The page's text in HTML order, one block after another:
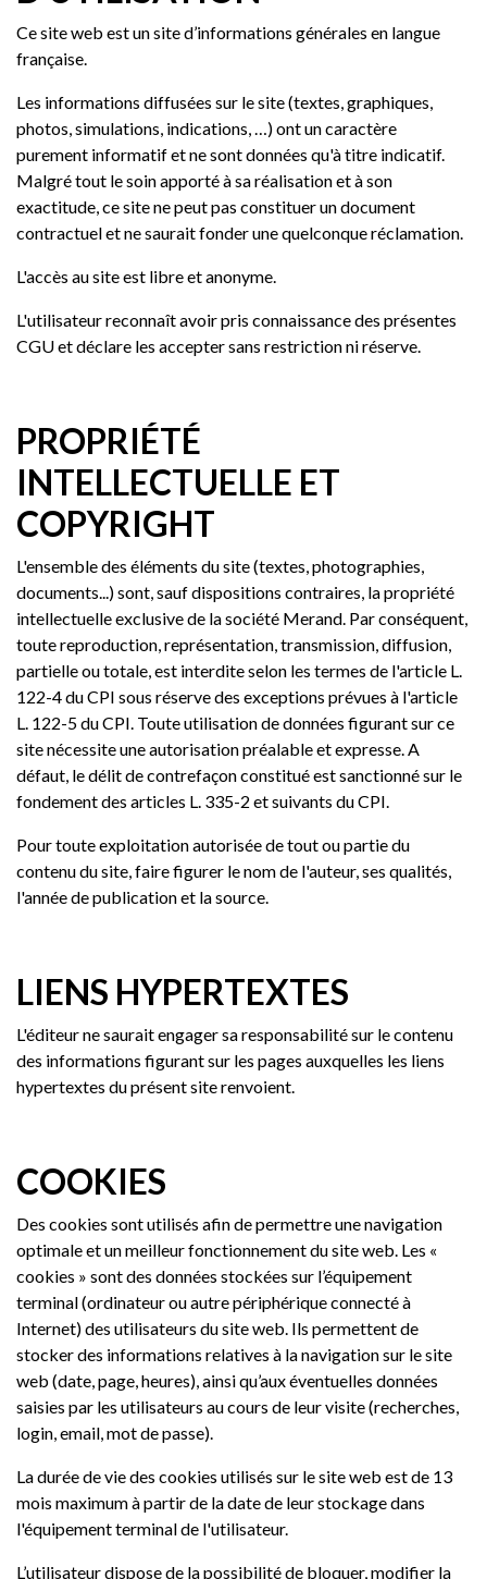
Ce site web est un site d’informations générales en langue
française.
Les informations diffusées sur le site (textes, graphiques,
photos, simulations, indications, …) ont un caractère
purement informatif et ne sont données qu'à titre indicatif.
Malgré tout le soin apporté à sa réalisation et à son
exactitude, ce site ne peut pas constituer un document
contractuel et ne saurait fonder une quelconque réclamation.
L'accès au site est libre et anonyme.
L'utilisateur reconnaît avoir pris connaissance des présentes
CGU et déclare les accepter sans restriction ni réserve.
PROPRIÉTÉ
INTELLECTUELLE ET
COPYRIGHT
L'ensemble des éléments du site (textes, photographies,
documents...) sont, sauf dispositions contraires, la propriété
intellectuelle exclusive de la société Merand. Par conséquent,
toute reproduction, représentation, transmission, diffusion,
partielle ou totale, est interdite selon les termes de l'article L.
122-4 du CPI sous réserve des exceptions prévues à l'article
L. 122-5 du CPI. Toute utilisation de données figurant sur ce
site nécessite une autorisation préalable et expresse. A
défaut, le délit de contrefaçon constitué est sanctionné sur le
fondement des articles L. 335-2 et suivants du CPI.
Pour toute exploitation autorisée de tout ou partie du
contenu du site, faire figurer le nom de l'auteur, ses qualités,
l'année de publication et la source.
LIENS HYPERTEXTES
L'éditeur ne saurait engager sa responsabilité sur le contenu
des informations figurant sur les pages auxquelles les liens
hypertextes du présent site renvoient.
COOKIES
Des cookies sont utilisés afin de permettre une navigation
optimale et un meilleur fonctionnement du site web. Les «
cookies » sont des données stockées sur l’équipement
terminal (ordinateur ou autre périphérique connecté à
Internet) des utilisateurs du site web. Ils permettent de
stocker des informations relatives à la navigation sur le site
web (date, page, heures), ainsi qu’aux éventuelles données
saisies par les utilisateurs au cours de leur visite (recherches,
login, email, mot de passe).
La durée de vie des cookies utilisés sur le site web est de 13
mois maximum à partir de la date de leur stockage dans
l'équipement terminal de l'utilisateur.
L’utilisateur dispose de la possibilité de bloquer, modifier la